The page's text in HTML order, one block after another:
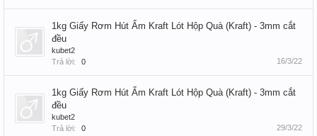
1kg Giấy Rơm Hút Ẩm Kraft Lót Hộp Quà (Kraft) - 3mm cắt
đều
kubet2
Trả lời:
0 16/3/22
1kg Giấy Rơm Hút Ẩm Kraft Lót Hộp Quà (Kraft) - 3mm cắt
đều
kubet2
Trả lời:
0 29/3/22